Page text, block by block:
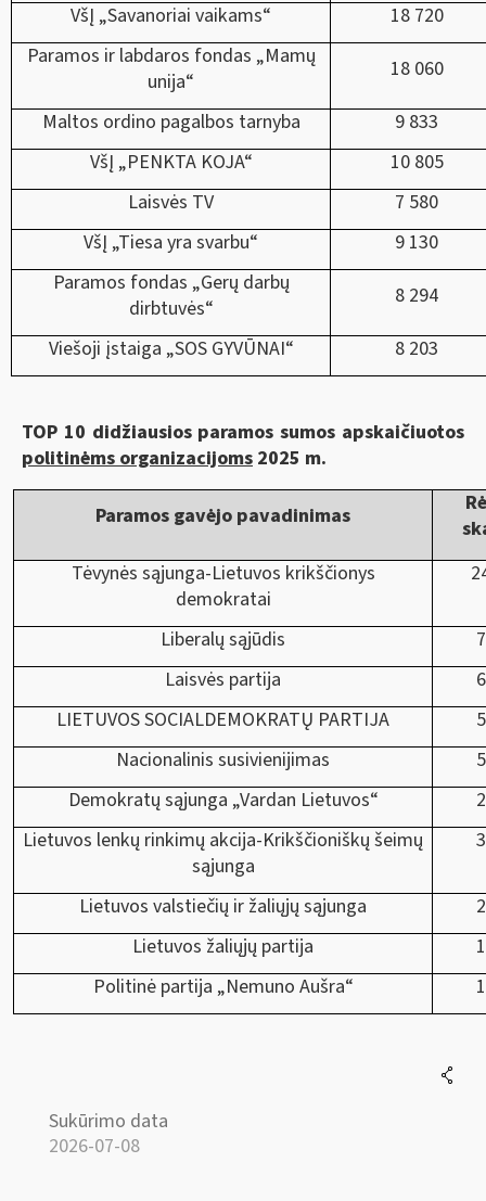
VšĮ „Savanoriai vaikams“
18 720
Paramos ir labdaros fondas „Mamų
unija“
18 060
Maltos ordino pagalbos tarnyba
9 833
VšĮ „PENKTA KOJA“
10 805
Laisvės TV
7 580
VšĮ „Tiesa yra svarbu“
9 130
Paramos fondas „Gerų darbų
dirbtuvės“
8 294
Viešoji įstaiga „SOS GYVŪNAI“
8 203
TOP 10 didžiausios paramos sumos apskaičiuotos
politinėms organizacijoms 2025 m.
Paramos gavėjo pavadinimas
Tėvynės sąjunga-Lietuvos krikščionys
demokratai
Liberalų sąjūdis
Laisvės partija
LIETUVOS SOCIALDEMOKRATŲ PARTIJA
Nacionalinis susivienijimas
Demokratų sąjunga „Vardan Lietuvos“
Lietuvos lenkų rinkimų akcija-Krikščioniškų šeimų
sąjunga
Lietuvos valstiečių ir žaliųjų sąjunga
Lietuvos žaliųjų partija
Politinė partija „Nemuno Aušra“
Sukūrimo data
2026-07-08